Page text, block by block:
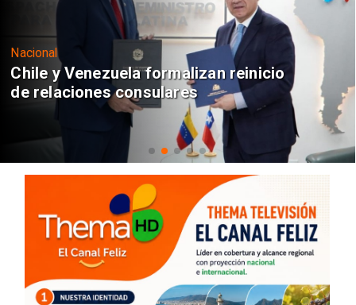
Nacional
Chile y Venezuela formalizan reinicio
de relaciones consulares